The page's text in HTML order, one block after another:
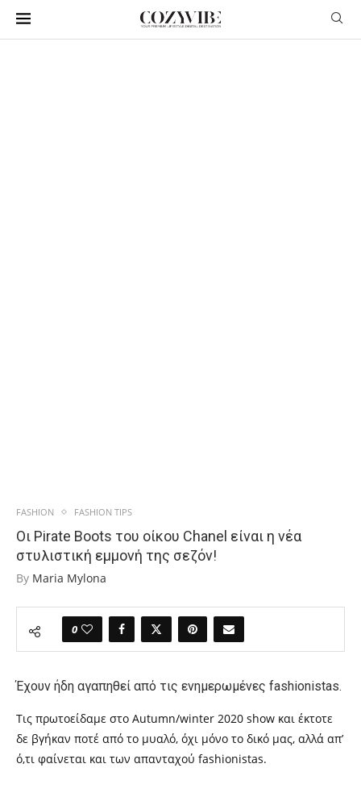
FASHION FASHION TIPS
Oι Pirate Boots του οίκου Chanel είναι η νέα
στυλιστική εμμονή της σεζόν!
By Maria Mylona
0
Έχουν ήδη αγαπηθεί από τις ενημερωμένες fashionistas.
Τις πρωτοείδαμε στο Αutumn/winter 2020 show και έκτοτε
δε βγήκαν ποτέ από το μυαλό, όχι μόνο το δικό μας, αλλά απ’
ό,τι φαίνεται και των απανταχού fashionistas.